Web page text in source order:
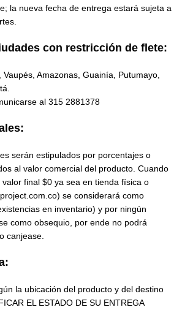
la nueva fecha de entrega estará sujeta a
con restricción de flete:
Amazonas, Guainía, Putumayo,
al 315 2881378
serán estipulados por porcentajes o
al valor comercial del producto. Cuando
final $0 ya sea en tienda física o
se considerará como
en inventario) y por ningún
como obsequio, por ende no podrá
canjease.
la ubicación del producto y del destino
EL ESTADO DE SU ENTREGA